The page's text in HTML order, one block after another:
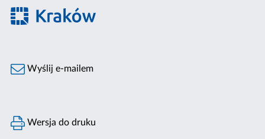
Wyślij e-mailem
Wersja do druku